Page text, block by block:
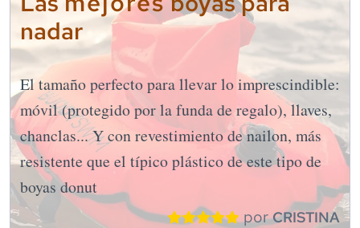
nadar
El tamaño perfecto para llevar lo imprescindible:
móvil (protegido por la funda de regalo), llaves,
chanclas... Y con revestimiento de nailon, más
resistente que el típico plástico de este tipo de
boyas donut
porCRISTINA